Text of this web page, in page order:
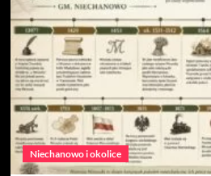
Niechanowo i okolice